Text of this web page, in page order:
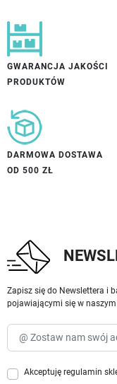
GWARANCJA JAKOŚCI
PRODUKTÓW
DARMOWA DOSTAWA
OD 500 ZŁ
Zapisz się do Newslettera i
pojawiającymi się w naszym
Akceptuję regulamin